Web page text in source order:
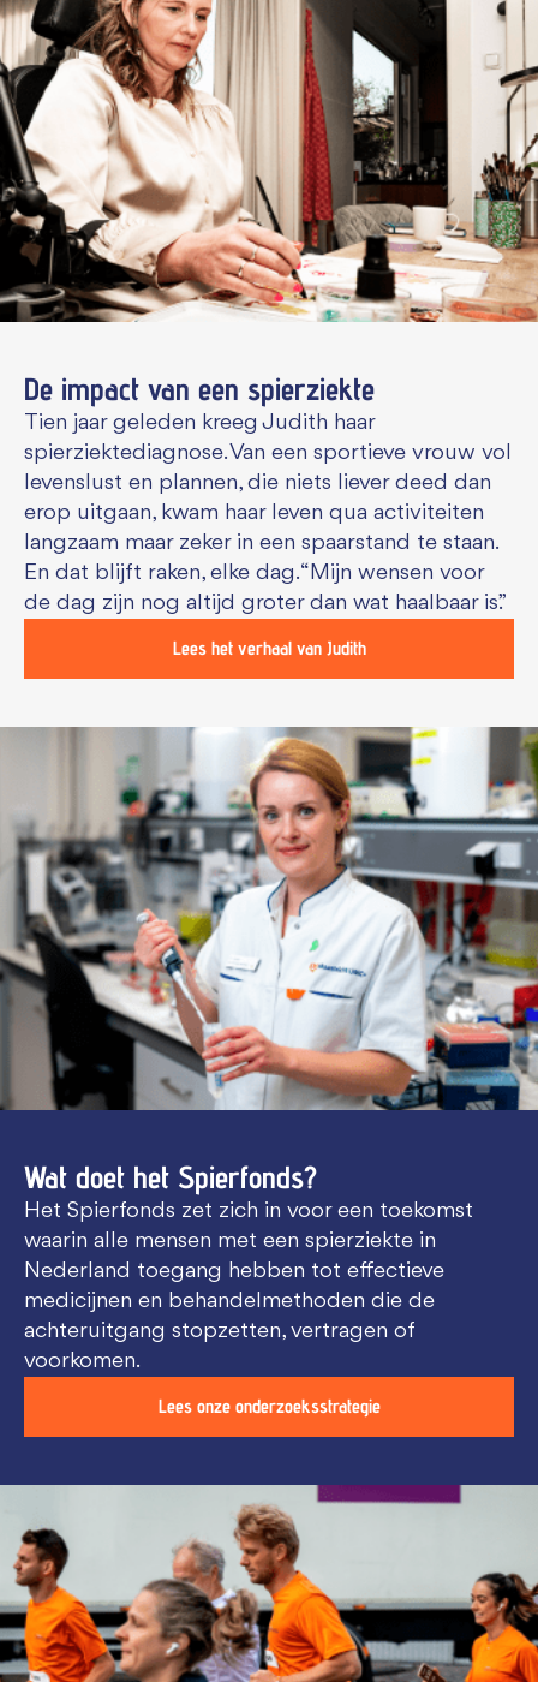
De impact van een spierziekte
Tien jaar geleden kreeg Judith haar
spierziektediagnose. Van een sportieve vrouw vol
levenslust en plannen, die niets liever deed dan
erop uitgaan, kwam haar leven qua activiteiten
langzaam maar zeker in een spaarstand te staan.
En dat blijft raken, elke dag. “Mijn wensen voor
de dag zijn nog altijd groter dan wat haalbaar is.”
Lees het verhaal van Judith
Wat doet het Spierfonds?
Het Spierfonds zet zich in voor een toekomst
waarin alle mensen met een spierziekte in
Nederland toegang hebben tot effectieve
medicijnen en behandelmethoden die de
achteruitgang stopzetten, vertragen of
voorkomen.
Lees onze onderzoeksstrategie